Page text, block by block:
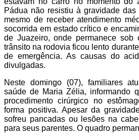
Pádua não resistiu à gravidade
mesmo de receber atendimento
socorrida em estado crítico e
de Juazeiro, onde permanece sob
trânsito na rodovia ficou lento
de emergência. As causas do
divulgadas.
Neste domingo (07), familiares
saúde de Maria Zélia, informando
procedimento cirúrgico no
forma positiva. Apesar da
sofreu pancadas ou lesões na
para seus parentes. O quadro